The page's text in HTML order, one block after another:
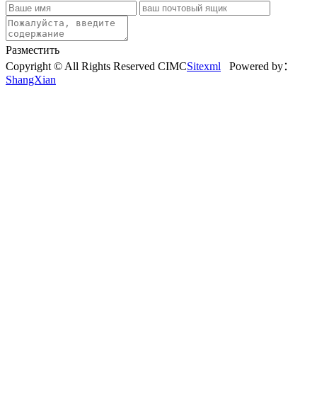
Разместить
Copyright © All Rights Reserved CIMCSitexml Powered by：
ShangXian